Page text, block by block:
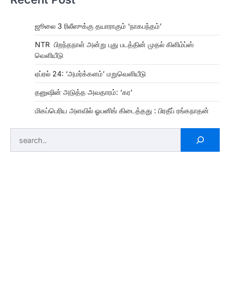
ஜூலை 3 ரிலீஸுக்கு தயாராகும் ‘நாகபந்தம்’
NTR பிறந்தநாள் அன்று புது படத்தின் முதல் கிளிம்ப்ஸ்
வெளியீடு
ஏப்ரல் 24: ‘அமர்க்களம்’ மறுவெளியீடு
தனுஷின் அடுத்த அவதாரம்: ‘கர’
மிகப்பெரிய அளவில் ஓபனிங் கிடைத்தது : பிரதீப் ரங்கநாதன்